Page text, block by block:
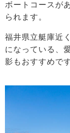
ボートコースが
られます。
福井県立艇庫近
になっている、
影もおすすめです